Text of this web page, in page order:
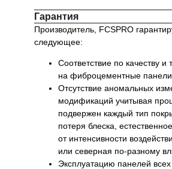
Гарантия
Производитель, FCSPRO
следующее:
Соответствие по качеству
на фиброцементные
Отсутствие аномальных
модификаций учитывая
подвержен каждый тип
потеря блеска,
от интенсивности
или северная по-разному
Эксплуатацию панелей